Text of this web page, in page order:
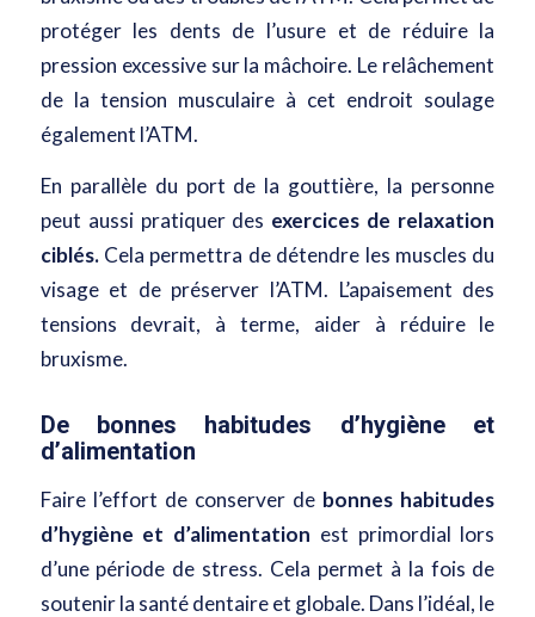
protéger les dents de l’usure et de réduire la
pression excessive sur la mâchoire. Le relâchement
de la tension musculaire à cet endroit soulage
également l’ATM.
En parallèle du port de la gouttière, la personne
peut aussi pratiquer des exercices de relaxation
ciblés. Cela permettra de détendre les muscles du
visage et de préserver l’ATM. L’apaisement des
tensions devrait, à terme, aider à réduire le
bruxisme.
De bonnes habitudes d’hygiène et
d’alimentation
Faire l’effort de conserver de bonnes habitudes
d’hygiène et d’alimentation est primordial lors
d’une période de stress. Cela permet à la fois de
soutenir la santé dentaire et globale. Dans l’idéal, le